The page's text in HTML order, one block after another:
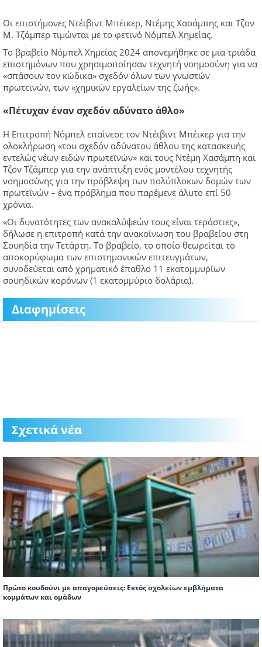
Οι επιστήμονες Ντέιβιντ Μπέικερ, Ντέμης Χασάμπης και Τζον
Μ. Τζάμπερ τιμώνται με το φετινό Νόμπελ Χημείας.
Το βραβείο Νόμπελ Χημείας 2024 απονεμήθηκε σε μια τριάδα
επιστημόνων που χρησιμοποίησαν τεχνητή νοημοσύνη για να
«σπάσουν τον κώδικα» σχεδόν όλων των γνωστών
πρωτεϊνών, των «χημικών εργαλείων της ζωής».
«Πέτυχαν έναν σχεδόν αδύνατο άθλο»
Η Επιτροπή Νόμπελ επαίνεσε τον Ντέιβιντ Μπέικερ για την
ολοκλήρωση «του σχεδόν αδύνατου άθλου της κατασκευής
εντελώς νέων ειδών πρωτεϊνών» και τους Ντέμη Χασάμπη και
Τζον Τζάμπερ για την ανάπτυξη ενός μοντέλου τεχνητής
νοημοσύνης για την πρόβλεψη των πολύπλοκων δομών των
πρωτεϊνών – ένα πρόβλημα που παρέμενε άλυτο επί 50
χρόνια.
«Οι δυνατότητες των ανακαλύψεών τους είναι τεράστιες»,
δήλωσε η επιτροπή κατά την ανακοίνωση του βραβείου στη
Σουηδία την Τετάρτη. Το βραβείο, το οποίο θεωρείται το
αποκορύφωμα των επιστημονικών επιτευγμάτων,
συνοδεύεται από χρηματικό έπαθλο 11 εκατομμυρίων
σουηδικών κορόνων (1 εκατομμύριο δολάρια).
Διαφημίσεις
Σχετικά νέα
Πρώτο κουδούνι με απαγορεύσεις: Εκτός σχολείων εμβλήματα
κομμάτων και ομάδων